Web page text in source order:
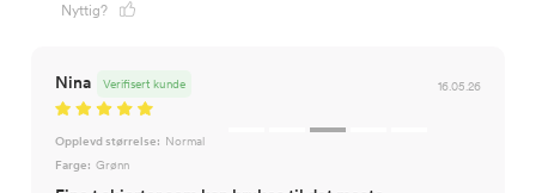
Nyttig?
Nina 16.05.26
Verifisert kunde
Opplevd størrelse: Normal
Farge: Grønn